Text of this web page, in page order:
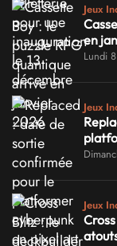
Jeux
en
Lundi
Jeux
Jeux